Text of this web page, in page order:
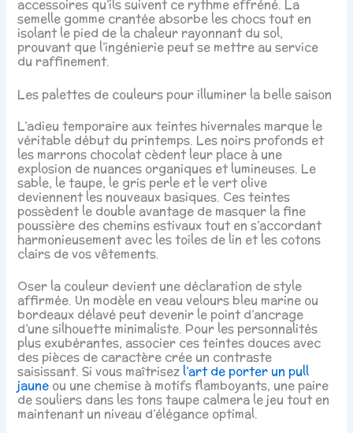
accessoires qu’ils suivent ce rythme effréné. La
semelle gomme crantée absorbe les chocs tout en
isolant le pied de la chaleur rayonnant du sol,
prouvant que l’ingénierie peut se mettre au service
du raffinement.
Les palettes de couleurs pour illuminer la belle saison
L’adieu temporaire aux teintes hivernales marque le
véritable début du printemps. Les noirs profonds et
les marrons chocolat cèdent leur place à une
explosion de nuances organiques et lumineuses. Le
sable, le taupe, le gris perle et le vert olive
deviennent les nouveaux basiques. Ces teintes
possèdent le double avantage de masquer la fine
poussière des chemins estivaux tout en s’accordant
harmonieusement avec les toiles de lin et les cotons
clairs de vos vêtements.
Oser la couleur devient une déclaration de style
affirmée. Un modèle en veau velours bleu marine ou
bordeaux délavé peut devenir le point d’ancrage
d’une silhouette minimaliste. Pour les personnalités
plus exubérantes, associer ces teintes douces avec
des pièces de caractère crée un contraste
saisissant. Si vous maîtrisez l’art de porter un pull
jaune ou une chemise à motifs flamboyants, une paire
de souliers dans les tons taupe calmera le jeu tout en
maintenant un niveau d’élégance optimal.